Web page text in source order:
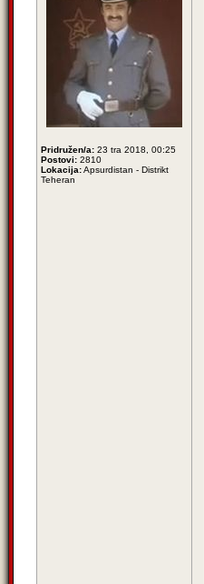
Pridružen/a: 23 tra 2018, 00:25
Postovi: 2810
Lokacija:Apsurdistan - Distrikt
Teheran